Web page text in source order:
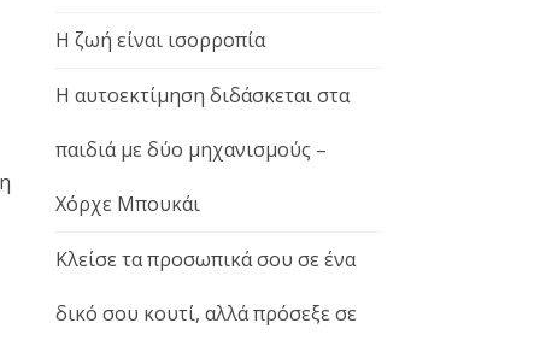
Η ζωή είναι ισορροπία
Η αυτοεκτίμηση διδάσκεται στα
παιδιά με δύο μηχανισμούς –
Χόρχε Μπουκάι
Κλείσε τα προσωπικά σου σε ένα
δικό σου κουτί, αλλά πρόσεξε σε